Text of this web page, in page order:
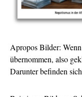
Apropos Bilder:
übernommen, also
Darunter befinden